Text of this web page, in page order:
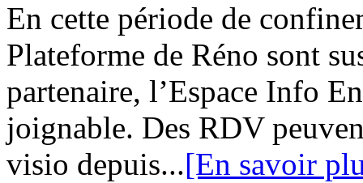
En cette période de
Plateforme de Réno sont
partenaire, l’Espace Info
joignable. Des RDV
visio depuis...[En savoir